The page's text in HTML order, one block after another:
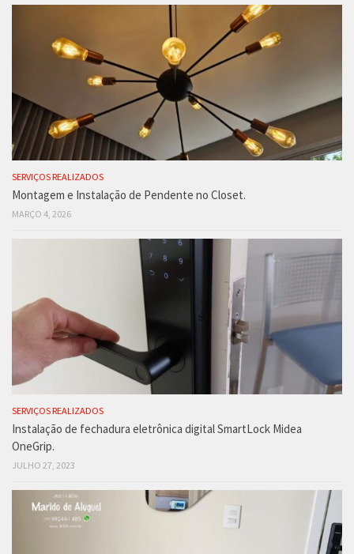
SERVIÇOS REALIZADOS
Montagem e Instalação de Pendente no Closet.
MARÇO 4, 2026
SERVIÇOS REALIZADOS
Instalação de fechadura eletrônica digital SmartLock Midea
OneGrip.
JULHO 27, 2023